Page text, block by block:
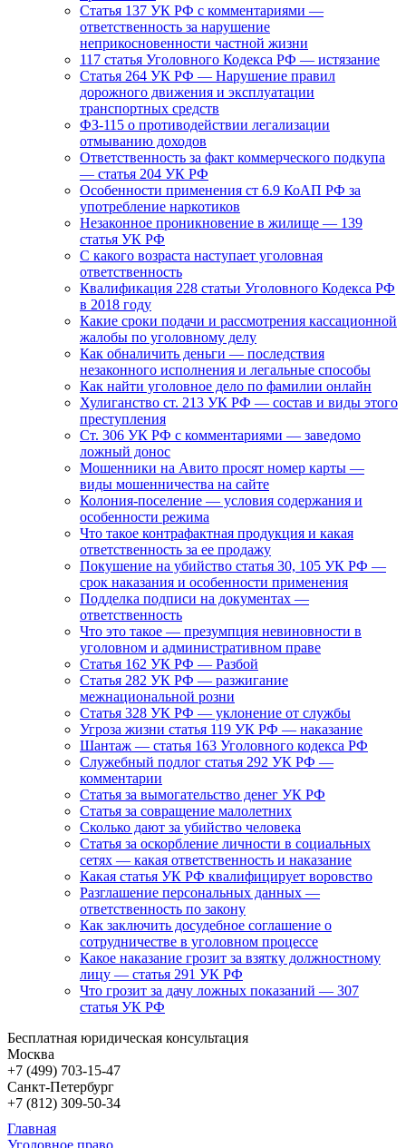
Статья 137 УК РФ с комментариями —
ответственность за нарушение
неприкосновенности частной жизни
117 статья Уголовного Кодекса РФ — истязание
Статья 264 УК РФ — Нарушение правил
дорожного движения и эксплуатации
транспортных средств
ФЗ-115 о противодействии легализации
отмыванию доходов
Ответственность за факт коммерческого подкупа
— статья 204 УК РФ
Особенности применения ст 6.9 КоАП РФ за
употребление наркотиков
Незаконное проникновение в жилище — 139
статья УК РФ
С какого возраста наступает уголовная
ответственность
Квалификация 228 статьи Уголовного Кодекса РФ
в 2018 году
Какие сроки подачи и рассмотрения кассационной
жалобы по уголовному делу
Как обналичить деньги — последствия
незаконного исполнения и легальные способы
Как найти уголовное дело по фамилии онлайн
Хулиганство ст. 213 УК РФ — состав и виды этого
преступления
Ст. 306 УК РФ с комментариями — заведомо
ложный донос
Мошенники на Авито просят номер карты —
виды мошенничества на сайте
Колония-поселение — условия содержания и
особенности режима
Что такое контрафактная продукция и какая
ответственность за ее продажу
Покушение на убийство статья 30, 105 УК РФ —
срок наказания и особенности применения
Подделка подписи на документах —
ответственность
Что это такое — презумпция невиновности в
уголовном и административном праве
Статья 162 УК РФ — Разбой
Статья 282 УК РФ — разжигание
межнациональной розни
Статья 328 УК РФ — уклонение от службы
Угроза жизни статья 119 УК РФ — наказание
Шантаж — статья 163 Уголовного кодекса РФ
Служебный подлог статья 292 УК РФ —
комментарии
Статья за вымогательство денег УК РФ
Статья за совращение малолетних
Сколько дают за убийство человека
Статья за оскорбление личности в социальных
сетях — какая ответственность и наказание
Какая статья УК РФ квалифицирует воровство
Разглашение персональных данных —
ответственность по закону
Как заключить досудебное соглашение о
сотрудничестве в уголовном процессе
Какое наказание грозит за взятку должностному
лицу — статья 291 УК РФ
Что грозит за дачу ложных показаний — 307
статья УК РФ
Бесплатная юридическая консультация
Москва
+7 (499) 703-15-47
Санкт-Петербург
+7 (812) 309-50-34
Главная
Уголовное право